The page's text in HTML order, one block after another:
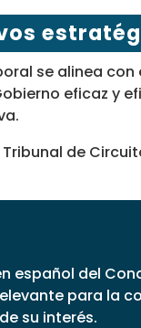
se alinea
eficaz y
de
español del
para la
su interés.